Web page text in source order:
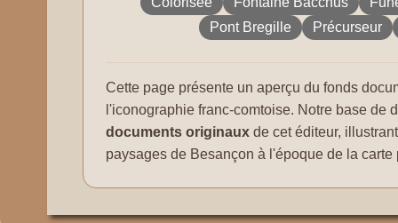
Pont Bregille
Précurseur
Cette page présente un aperçu du fonds
l'iconographie franc-comtoise. Notre base de
documents originaux de cet éditeur,
paysages de Besançon à l'époque de la